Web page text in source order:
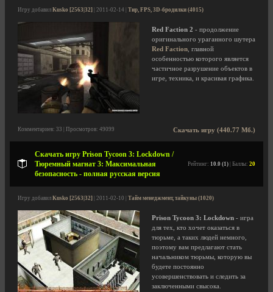
Игру добавил Kusko [2563|32] | 2011-02-14 | Тир, FPS, 3D-бродилки (4015)
Red Faction 2 - продолжение
оригинального ураганного шутера
Red Faction , главной
особенностью которого является
частичное разрушение объектов в
игре, техника, и красивая графика.
Скачать игру (440.77 Мб.)
Комментариев: 33 | Просмотров: 49099
Скачать игру Prison Tycoon 3: Lockdown /
Тюремный магнат 3: Максимальная
безопасность - полная русская версия
Рейтинг: 10.0 (1) | Баллы: 20
Игру добавил Kusko [2563|32] | 2011-02-10 | Тайм менеджмент, тайкуны (1020)
Prison Tycoon 3: Lockdown - игра
для тех, кто хочет оказаться в
тюрьме, а таких людей немного,
поэтому вам предлагают стать
начальником тюрьмы, которую вы
будете постоянно
усовершенствовать и следить за
заключенными свысока.